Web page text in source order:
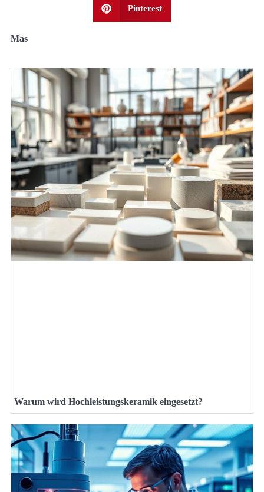
Pinterest
Mas
Warum wird Hochleistungskeramik eingesetzt?